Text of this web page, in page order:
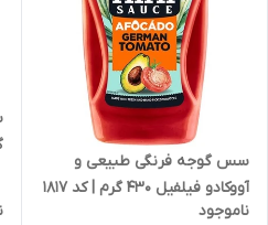
سس گوجه فرنگی طبیعی و
آووکادو فیلفیل 430 گرم | کد 1817
ناموجود